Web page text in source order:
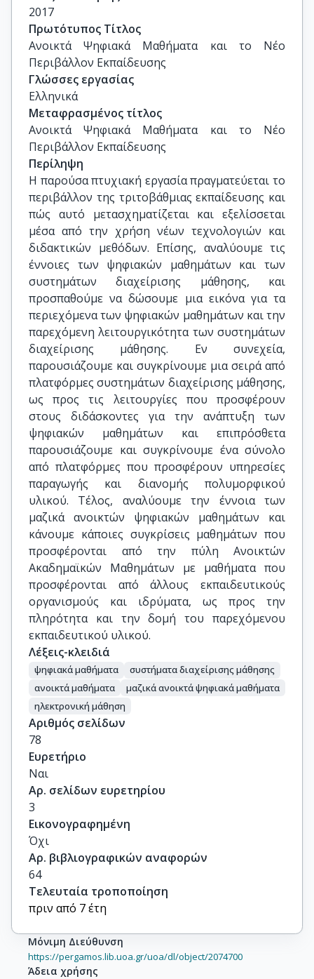
2017
Πρωτότυπος Τίτλος
Ανοικτά Ψηφιακά Μαθήματα και το Νέο
Περιβάλλον Εκπαίδευσης
Γλώσσες εργασίας
Ελληνικά
Μεταφρασμένος τίτλος
Ανοικτά Ψηφιακά Μαθήματα και το Νέο
Περιβάλλον Εκπαίδευσης
Περίληψη
Η παρούσα πτυχιακή εργασία πραγματεύεται το
περιβάλλον της τριτοβάθμιας εκπαίδευσης και
πώς αυτό μετασχηματίζεται και εξελίσσεται
μέσα από την χρήση νέων τεχνολογιών και
διδακτικών μεθόδων. Επίσης, αναλύουμε τις
έννοιες των ψηφιακών μαθημάτων και των
συστημάτων διαχείρισης μάθησης, και
προσπαθούμε να δώσουμε μια εικόνα για τα
περιεχόμενα των ψηφιακών μαθημάτων και την
παρεχόμενη λειτουργικότητα των συστημάτων
διαχείρισης μάθησης. Εν συνεχεία,
παρουσιάζουμε και συγκρίνουμε μια σειρά από
πλατφόρμες συστημάτων διαχείρισης μάθησης,
ως προς τις λειτουργίες που προσφέρουν
στους διδάσκοντες για την ανάπτυξη των
ψηφιακών μαθημάτων και επιπρόσθετα
παρουσιάζουμε και συγκρίνουμε ένα σύνολο
από πλατφόρμες που προσφέρουν υπηρεσίες
παραγωγής και διανομής πολυμορφικού
υλικού. Τέλος, αναλύουμε την έννοια των
μαζικά ανοικτών ψηφιακών μαθημάτων και
κάνουμε κάποιες συγκρίσεις μαθημάτων που
προσφέρονται από την πύλη Ανοικτών
Ακαδημαϊκών Μαθημάτων με μαθήματα που
προσφέρονται από άλλους εκπαιδευτικούς
οργανισμούς και ιδρύματα, ως προς την
πληρότητα και την δομή του παρεχόμενου
εκπαιδευτικού υλικού.
Λέξεις-κλειδιά
ψηφιακά μαθήματα
συστήματα διαχείρισης μάθησης
ανοικτά μαθήματα
μαζικά ανοικτά ψηφιακά μαθήματα
ηλεκτρονική μάθηση
Αριθμός σελίδων
78
Ευρετήριο
Ναι
Αρ. σελίδων ευρετηρίου
3
Εικονογραφημένη
Όχι
Αρ. βιβλιογραφικών αναφορών
64
Τελευταία τροποποίηση
πριν από 7 έτη
Μόνιμη Διεύθυνση
https://pergamos.lib.uoa.gr/uoa/dl/object/2074700
Άδεια χρήσης